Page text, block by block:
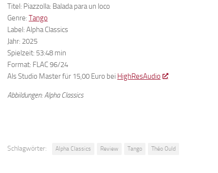
Titel: Piazzolla: Balada para un loco
Genre: Tango
Label: Alpha Classics
Jahr: 2025
Spielzeit: 53:48 min
Format: FLAC 96/24
Als Studio Master für 15,00 Euro bei HighResAudio
Abbildungen: Alpha Classics
Schlagwörter: Alpha Classics Review Tango Théo Ould